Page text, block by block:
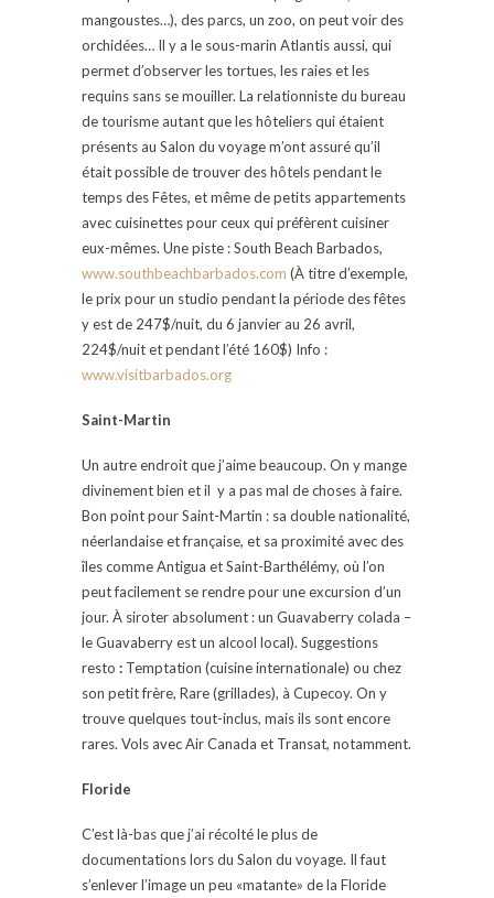
mangoustes…), des parcs, un zoo, on peut voir des
orchidées… Il y a le sous-marin Atlantis aussi, qui
permet d’observer les tortues, les raies et les
requins sans se mouiller. La relationniste du bureau
de tourisme autant que les hôteliers qui étaient
présents au Salon du voyage m’ont assuré qu’il
était possible de trouver des hôtels pendant le
temps des Fêtes, et même de petits appartements
avec cuisinettes pour ceux qui préfèrent cuisiner
eux-mêmes. Une piste : South Beach Barbados,
www.southbeachbarbados.com (À titre d’exemple,
le prix pour un studio pendant la période des fêtes
y est de 247$/nuit, du 6 janvier au 26 avril,
224$/nuit et pendant l’été 160$) Info :
www.visitbarbados.org
Saint-Martin
Un autre endroit que j’aime beaucoup. On y mange
divinement bien et il y a pas mal de choses à faire.
Bon point pour Saint-Martin : sa double nationalité,
néerlandaise et française, et sa proximité avec des
îles comme Antigua et Saint-Barthélémy, où l’on
peut facilement se rendre pour une excursion d’un
jour. À siroter absolument : un Guavaberry colada –
le Guavaberry est un alcool local). Suggestions
resto : Temptation (cuisine internationale) ou chez
son petit frère, Rare (grillades), à Cupecoy. On y
trouve quelques tout-inclus, mais ils sont encore
rares. Vols avec Air Canada et Transat, notamment.
Floride
C’est là-bas que j’ai récolté le plus de
documentations lors du Salon du voyage. Il faut
s’enlever l’image un peu «matante» de la Floride